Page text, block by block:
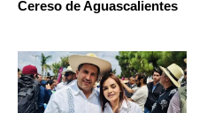
Cereso de Aguascalientes